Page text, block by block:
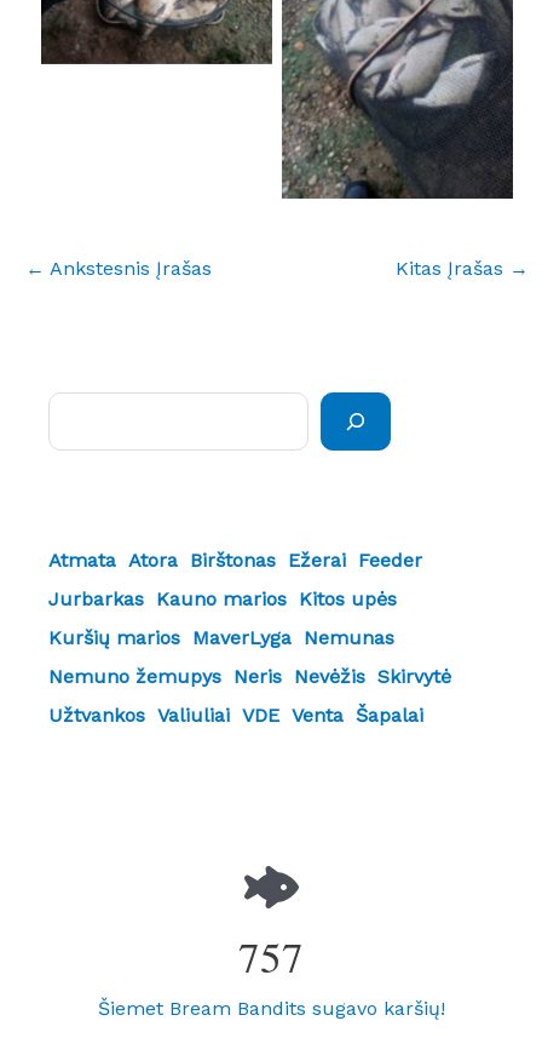
No Caption
← Ankstesnis Įrašas Kitas Įrašas →
Atmata Atora Birštonas Ežerai Feeder
Jurbarkas Kauno marios Kitos upės
Kuršių marios MaverLyga Nemunas
Nemuno žemupys Neris Nevėžis Skirvytė
Užtvankos Valiuliai VDE Venta Šapalai
757
Šiemet Bream Bandits sugavo karšių!